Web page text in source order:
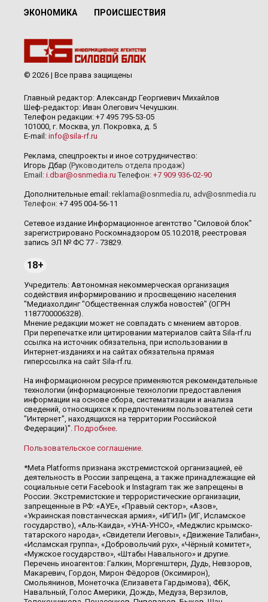
ЭКОНОМИКА ПРОИСШЕСТВИЯ
© 2026 | Все права защищены
Главный редактор: Александр Георгиевич Михайлов
Шеф-редактор: Иван Олегович Чечушкин.
Телефон редакции: +7 495 795-53-05
101000, г. Москва, ул. Покровка, д. 5
E-mail: info@sila-rf.ru
Реклама, спецпроекты и иное сотрудничество:
Игорь Дбар (Руководитель отдела продаж)
Email: i.dbar@osnmedia.ru Телефон: +7 909 936-02-90
Дополнительные email: reklama@osnmedia.ru, adv@osnmedia.ru
Телефон: +7 495 004-56-11
Сетевое издание Информационное агентство "Силовой блок"
зарегистрировано Роскомнадзором 05.10.2018, реестровая
запись ЭЛ № ФС 77 - 73829.
18+
Учредитель: Автономная некоммерческая организация
содействия информированию и просвещению населения
"Медиахолдинг "Общественная служба новостей" (ОГРН
1187700006328).
Мнение редакции может не совпадать с мнением авторов.
При перепечатке или цитировании материалов сайта Sila-rf.ru
ссылка на источник обязательна, при использовании в
Интернет-изданиях и на сайтах обязательна прямая
гиперссылка на сайт Sila-rf.ru.
На информационном ресурсе применяются рекомендательные
технологии (информационные технологии предоставления
информации на основе сбора, систематизации и анализа
сведений, относящихся к предпочтениям пользователей сети
"Интернет", находящихся на территории Российской
Федерации)". Подробнее.
Пользовательское соглашение.
*Meta Platforms признана экстремистской организацией, её
деятельность в России запрещена, а также принадлежащие ей
социальные сети Facebook и Instagram так же запрещены в
России. Экстремистские и террористические организации,
запрещенные в РФ: «АУЕ», «Правый сектор», «Азов»,
«Украинская повстанческая армия», «ИГИЛ» (ИГ, Исламское
государство), «Аль-Каида», «УНА-УНСО», «Меджлис крымско-
татарского народа», «Свидетели Иеговы», «Движение Талибан»,
«Исламская группа», «Добровольчий рух», «Чёрный комитет»,
«Мужское государство», «Штабы Навального» и другие.
Перечень иноагентов: Галкин, Моргенштерн, Дудь, Невзоров,
Макаревич, Гордон, Мирон Фёдоров (Оксимирон),
Смольянинов, Монеточка (Елизавета Гардымова), ФБК,
Навальный, Голос Америки, Дождь, Медуза, Верзилов,